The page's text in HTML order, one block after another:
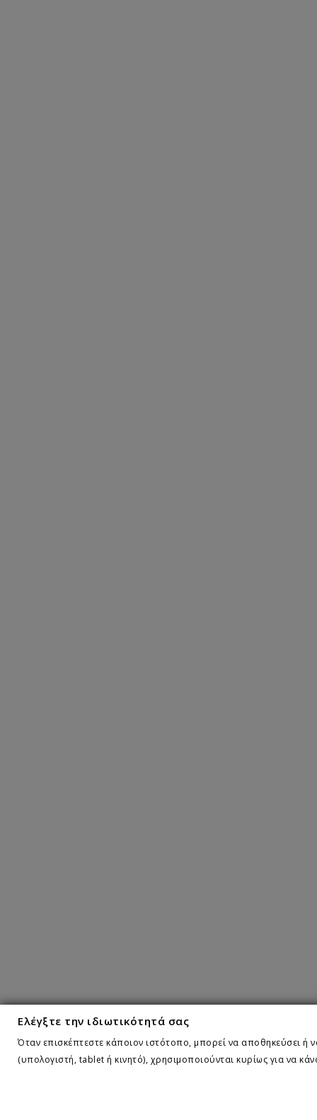
Ελέγξτε την ιδιωτικότητά σας
Όταν επισκέπτεστε κάποιον ιστότοπο, μπορεί να αποθηκεύσει ή
(υπολογιστή, tablet ή κινητό), χρησιμοποιούνται κυρίως για να